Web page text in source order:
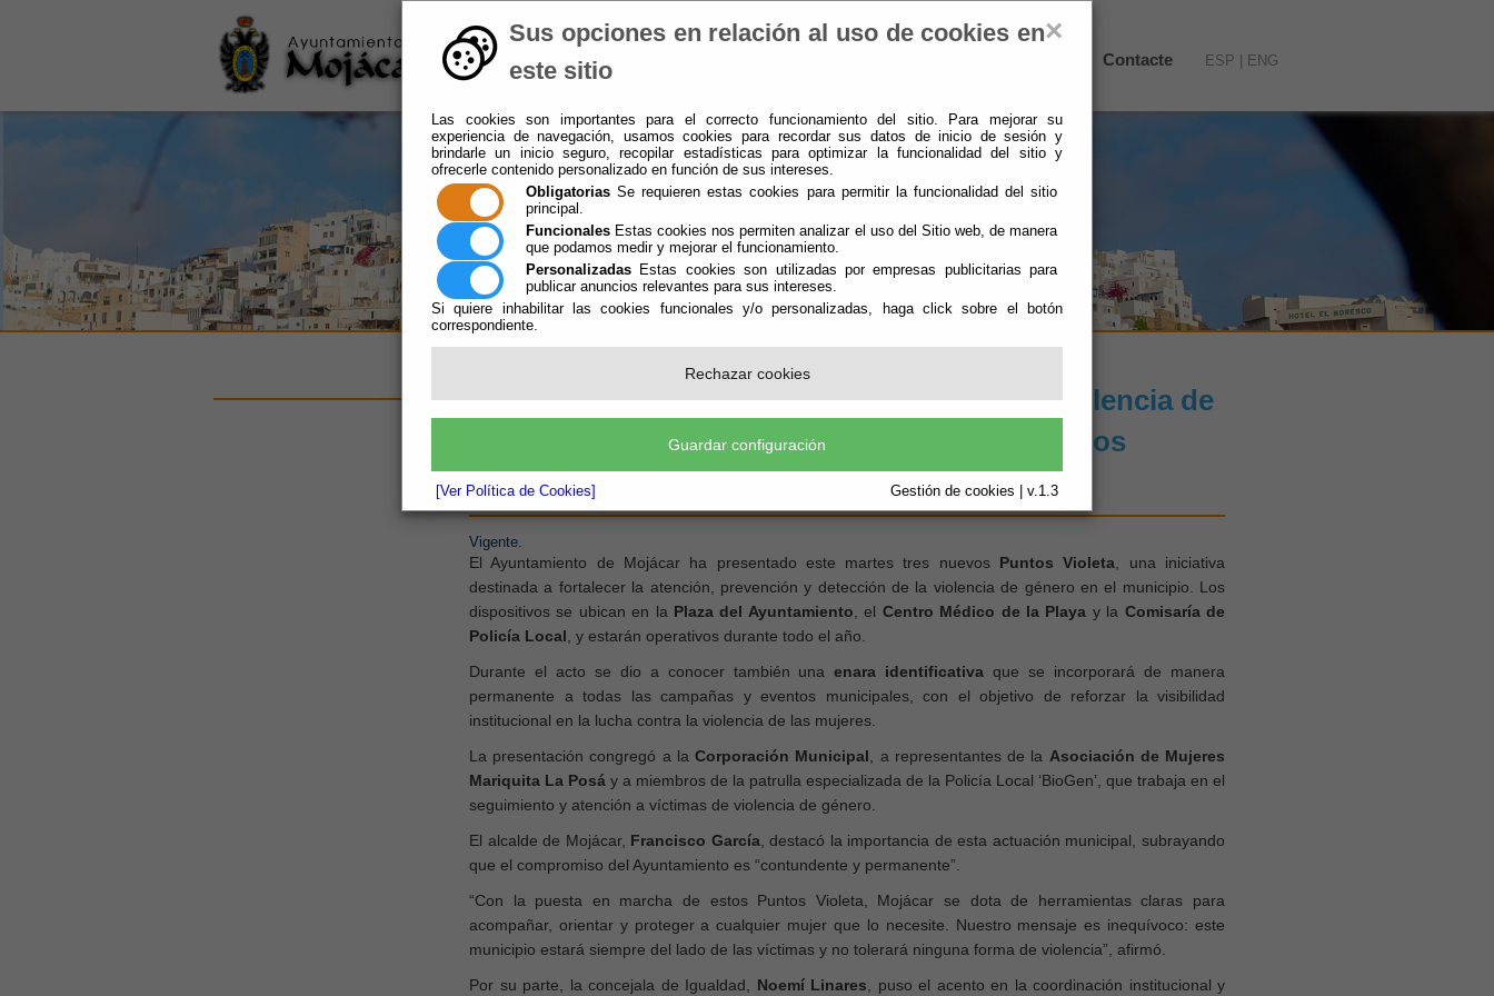
×
Sus opciones en relación al uso de cookies en
este sitio
Las cookies son importantes para el correcto funcionamiento del sitio. Para mejorar su
experiencia de navegación, usamos cookies para recordar sus datos de inicio de sesión y
brindarle un inicio seguro, recopilar estadísticas para optimizar la funcionalidad del sitio y
ofrecerle contenido personalizado en función de sus intereses.
Obligatorias Se requieren estas cookies para permitir la funcionalidad del sitio
principal.
Funcionales Estas cookies nos permiten analizar el uso del Sitio web, de manera
que podamos medir y mejorar el funcionamiento.
Personalizadas Estas cookies son utilizadas por empresas publicitarias para
publicar anuncios relevantes para sus intereses.
Si quiere inhabilitar las cookies funcionales y/o personalizadas, haga click sobre el botón
correspondiente.
Rechazar cookies
Guardar configuración
[Ver Política de Cookies] Gestión de cookies | v.1.3
Ayuntamiento Contacte ESP ENG
Mojácar refuerza su compromiso contra la violencia de
género con la instalación de tres nuevos Puntos
Violeta
Vigente.
El Ayuntamiento de Mojácar ha presentado este martes tres nuevos Puntos Violeta, una iniciativa
destinada a fortalecer la atención, prevención y detección de la violencia de género en el municipio. Los
dispositivos se ubican en la Plaza del Ayuntamiento, el Centro Médico de la Playa y la Comisaría de
Policía Local, y estarán operativos durante todo el año.
Durante el acto se dio a conocer también unaenara identificativa que se incorporará de manera
permanente a todas las campañas y eventos municipales, con el objetivo de reforzar la visibilidad
institucional en la lucha contra la violencia de las mujeres.
La presentación congregó a laCorporación Municipal, a representantes de la Asociación de Mujeres
Mariquita La Posá y a miembros de la patrulla especializada de la Policía Local ‘BioGen’, que trabaja en el
seguimiento y atención a víctimas de violencia de género.
El alcalde de Mojácar, Francisco García, destacó la importancia de esta actuación municipal, subrayando
que el compromiso del Ayuntamiento es “contundente y permanente”.
“Con la puesta en marcha de estos Puntos Violeta, Mojácar se dota de herramientas claras para
acompañar, orientar y proteger a cualquier mujer que lo necesite. Nuestro mensaje es inequívoco: este
municipio estará siempre del lado de las víctimas y no tolerará ninguna forma de violencia”, afirmó.
Por su parte, la concejala de Igualdad, Noemí Linares, puso el acento en la coordinación institucional y